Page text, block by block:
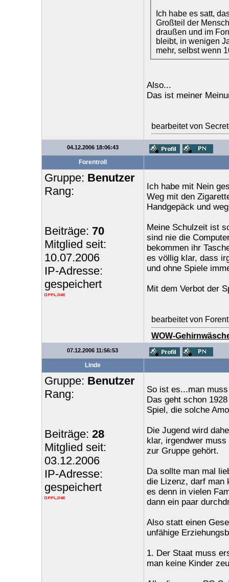
Ich habe es satt,
Großteil der
draußen und im
bleibt, in wenigen
mehr, selbst wenn
Also...
Das ist meiner
bearbeitet von
04.12.2006 18:06:43
Forentroll
Gruppe: Benutzer
Rang:
Beiträge: 70
Mitglied seit:
10.07.2006
IP-Adresse:
gespeichert
Ich habe mit Nein
Weg mit den
Handgepäck und
Meine Schulzeit ist
sind nie die
bekommen ihr
es völlig klar, dass
und ohne Spiele
Mit dem Verbot der
bearbeitet von
WOW-
07.12.2006 11:56:53
Linde
Gruppe: Benutzer
Rang:
Beiträge: 28
Mitglied seit:
03.12.2006
IP-Adresse:
gespeichert
So ist es...man
Das geht schon
Spiel, die solche
Die Jugend wird
klar, irgendwer
zur Gruppe gehört.
Da sollte man mal
die Lizenz, darf man
es denn in vielen
dann ein paar
Also statt einen
unfähige
1. Der Staat muss
man keine Kinder